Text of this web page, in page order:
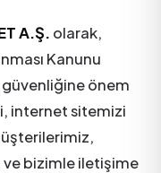
A.Ş. olarak,
Kanunu
güvenliğine önem
internet sitemizi
ve bizimle iletişime